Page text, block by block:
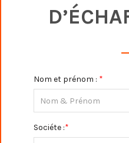
Nom et prénom : *
Sociéte :*